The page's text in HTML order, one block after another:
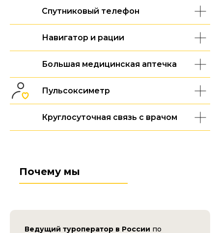
Спутниковый телефон
Навигатор и рации
Большая медицинская аптечка
Пульсоксиметр
Круглосуточная связь с врачом
Почему мы
Ведущий туроператор в России по